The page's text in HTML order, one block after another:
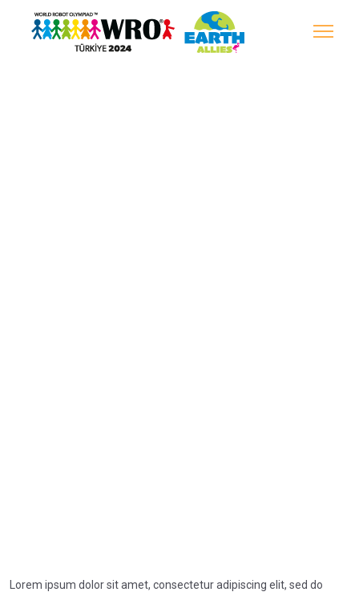
Lorem ipsum dolor sit amet, consectetur adipiscing elit, sed do